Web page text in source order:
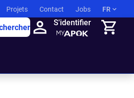
Projets Contact Jobs FR
S'identifier